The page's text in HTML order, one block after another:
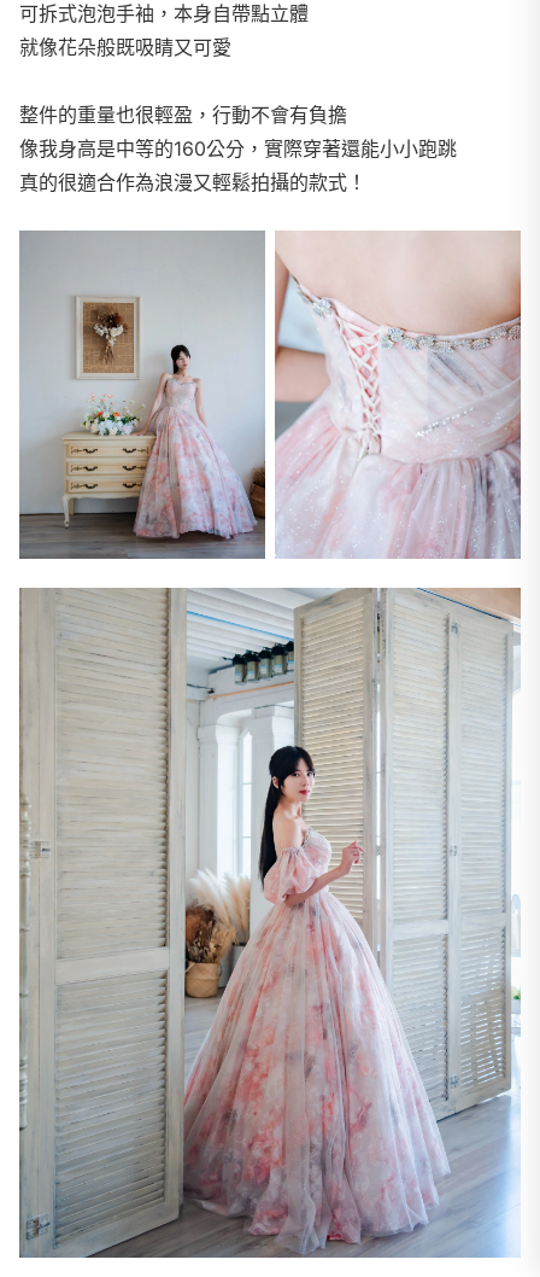
可拆式泡泡手袖，本身自帶點立體
就像花朵般既吸睛又可愛
整件的重量也很輕盈，行動不會有負擔
像我身高是中等的160公分，實際穿著還能小小跑跳
真的很適合作為浪漫又輕鬆拍攝的款式！